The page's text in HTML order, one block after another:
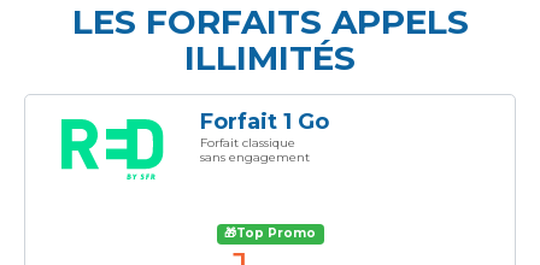
LES FORFAITS APPELS
ILLIMITÉS
Forfait 1 Go
Forfait classique
sans engagement
🎁Top Promo